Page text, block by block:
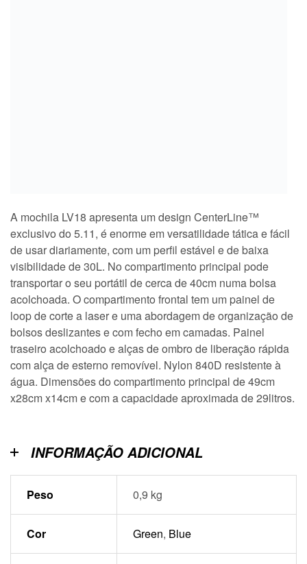
A mochila LV18 apresenta um design CenterLine™
exclusivo do 5.11, é enorme em versatilidade tática e fácil
de usar diariamente, com um perfil estável e de baixa
visibilidade de 30L. No compartimento principal pode
transportar o seu portátil de cerca de 40cm numa bolsa
acolchoada. O compartimento frontal tem um painel de
loop de corte a laser e uma abordagem de organização de
bolsos deslizantes e com fecho em camadas. Painel
traseiro acolchoado e alças de ombro de liberação rápida
com alça de esterno removível. Nylon 840D resistente à
água. Dimensões do compartimento principal de 49cm
x28cm x14cm e com a capacidade aproximada de 29litros.
INFORMAÇÃO ADICIONAL
Peso 0,9 kg
Cor Green, Blue